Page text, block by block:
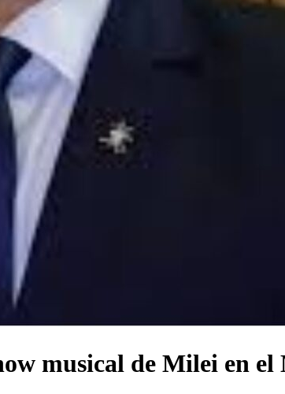
musical de Milei en